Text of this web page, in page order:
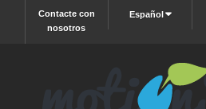
Español
Contacte con
nosotros